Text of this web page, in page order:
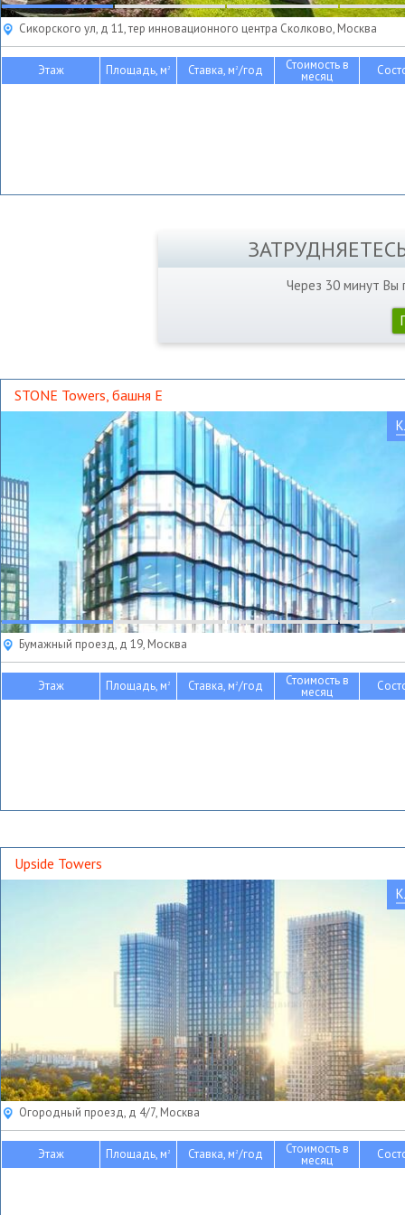
Сикорского ул, д 11, тер инновационного центра Сколково, Москва
Этаж Площадь, м2 Ставка, м2/год Стоимость в
месяц
Через 30 минут Вы
STONE Towers, башня Е
Бумажный проезд, д 19, Москва
Этаж Площадь, м2 Ставка, м2/год Стоимость в
месяц
Upside Towers
Огородный проезд, д 4/7, Москва
Этаж Площадь, м2 Ставка, м2/год Стоимость в
месяц